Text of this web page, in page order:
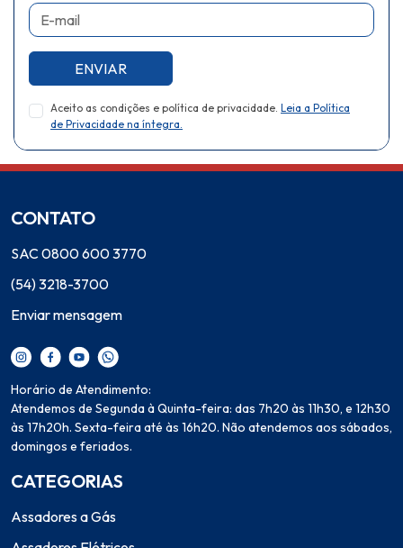
E-mail
ENVIAR
Aceito as condições e política de privacidade. Leia a Política
de Privacidade na íntegra.
CONTATO
SAC 0800 600 3770
(54) 3218-3700
Enviar mensagem
Horário de Atendimento:
Atendemos de Segunda à Quinta-feira: das 7h20 às 11h30, e 12h30
às 17h20h. Sexta-feira até às 16h20. Não atendemos aos sábados,
domingos e feriados.
CATEGORIAS
Assadores a Gás